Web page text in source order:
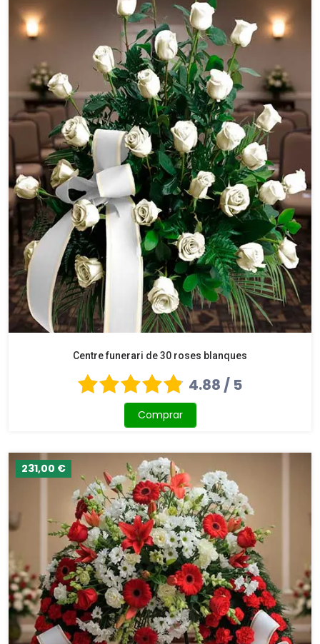
Centre funerari de 30 roses blanques
4.88 / 5
Comprar
231,00 €